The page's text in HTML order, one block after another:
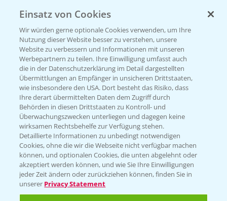
Beratung auf WhatsApp
T.+49 (0)174 346 564 1
KONTAKT
Hilfe in Notfällen
T.+49 (0)214/30-20220
Folgen Sie uns
Einsatz von Cookies
Wir würden gerne optionale Cookies verwenden, um Ihre
Nutzung dieser Website besser zu verstehen, unsere
Website zu verbessern und Informationen mit unseren
Werbepartnern zu teilen. Ihre Einwilligung umfasst auch
die in der Datenschutzerklärung im Detail dargestellten
Übermittlungen an Empfänger in unsicheren Drittstaaten,
wie insbesondere den USA. Dort besteht das Risiko, dass
Ihre derart übermittelten Daten dem Zugriff durch
Behörden in diesen Drittstaaten zu Kontroll- und
Überwachungszwecken unterliegen und dagegen keine
wirksamen Rechtsbehelfe zur Verfügung stehen.
Detaillierte Informationen zu unbedingt notwendigen
Cookies, ohne die wir die Webseite nicht verfügbar machen
können, und optionalen Cookies, die unten abgelehnt oder
akzeptiert werden können, und wie Sie Ihre Einwilligungen
jeder Zeit ändern oder zurückziehen können, finden Sie in
unserer Privacy Statement